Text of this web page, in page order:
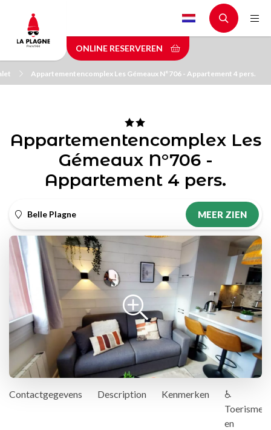
main
content
ONLINE RESERVEREN
Appartementencomplex Les Gémeaux N°706 - Appartement 4 pers.
Appartementencomplex Les
Gémeaux N°706 -
Appartement 4 pers.
Belle Plagne MEER ZIEN
Contactgegevens Description Kenmerken
♿
Toerisme
en